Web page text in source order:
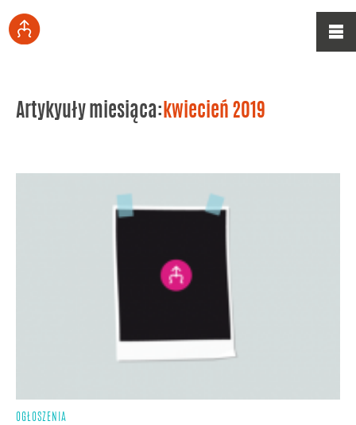
Artykyuły miesiąca: kwiecień 2019
OGŁOSZENIA